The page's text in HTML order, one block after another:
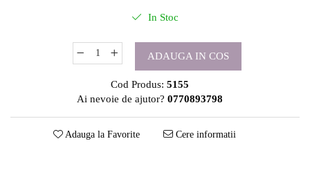
In Stoc
ADAUGA IN COS
Cod Produs: 5155
Ai nevoie de ajutor? 0770893798
Adauga la Favorite Cere informatii